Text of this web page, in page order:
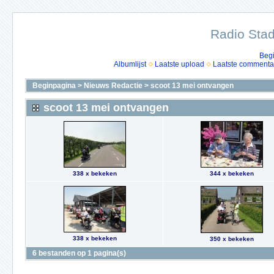
Radio
Albumlijst
Laatste upload Laatste
Beginpagina > Nieuws Redactie > scoot 13 mei ontvangen
scoot 13 mei ontvangen
338 x bekeken 344 x bekeken
338 x bekeken 350 x bekeken
6 bestanden op 1 pagina(s)